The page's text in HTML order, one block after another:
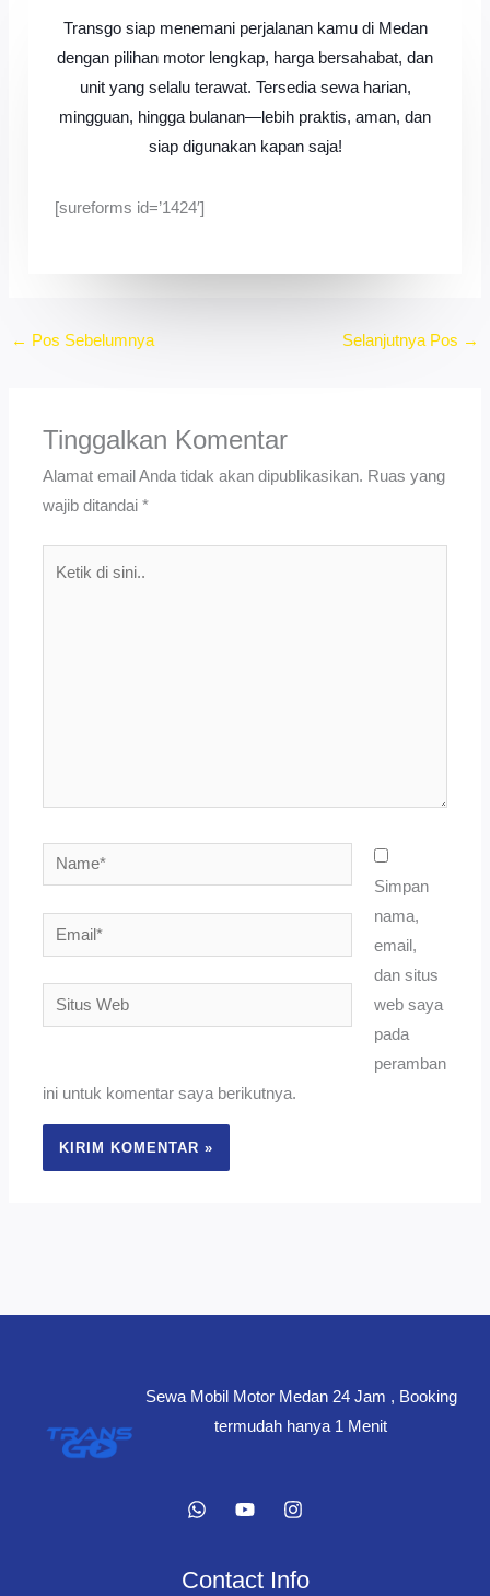
Transgo siap menemani perjalanan kamu di Medan
dengan pilihan motor lengkap, harga bersahabat, dan
unit yang selalu terawat. Tersedia sewa harian,
mingguan, hingga bulanan—lebih praktis, aman, dan
siap digunakan kapan saja!
[sureforms id=’1424′]
← Pos Sebelumnya Selanjutnya Pos →
Tinggalkan Komentar
Alamat email Anda tidak akan dipublikasikan. Ruas yang
wajib ditandai*
Name*
Email*
Situs
Web
Simpan
nama,
email,
dan situs
web saya
pada
peramban
ini untuk komentar saya berikutnya.
Sewa Mobil Motor Medan 24 Jam , Booking
termudah hanya 1 Menit
Contact Info